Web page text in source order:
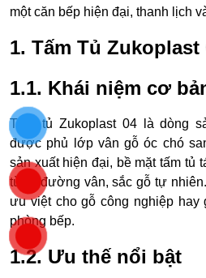
một căn bếp hiện đại, thanh lịch
1. Tấm Tủ Zukoplast
1.1. Khái niệm cơ
Tấm tủ Zukoplast 04 là dòng
được phủ lớp vân gỗ óc chó
sản xuất hiện đại, bề mặt tấm tủ
từng đường vân, sắc gỗ tự
ưu việt cho gỗ công nghiệp hay
phòng bếp.
1.2. Ưu thế nổi bật